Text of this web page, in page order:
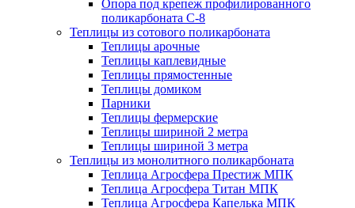
Опора под крепеж профилированного
поликарбоната С-8
Теплицы из сотового поликарбоната
Теплицы арочные
Теплицы каплевидные
Теплицы прямостенные
Теплицы домиком
Парники
Теплицы фермерские
Теплицы шириной 2 метра
Теплицы шириной 3 метра
Теплицы из монолитного поликарбоната
Теплица Агросфера Престиж МПК
Теплица Агросфера Титан МПК
Теплица Агросфера Капелька МПК